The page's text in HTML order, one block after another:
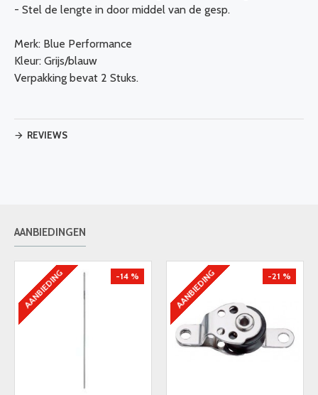
- Stel de lengte in door middel van de gesp.
Merk: Blue Performance
Kleur: Grijs/blauw
Verpakking bevat 2 Stuks.
REVIEWS
AANBIEDINGEN
AANBIEDING -14 % AANBIEDING -21 %